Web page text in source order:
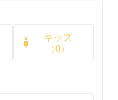
キッズ
（0）